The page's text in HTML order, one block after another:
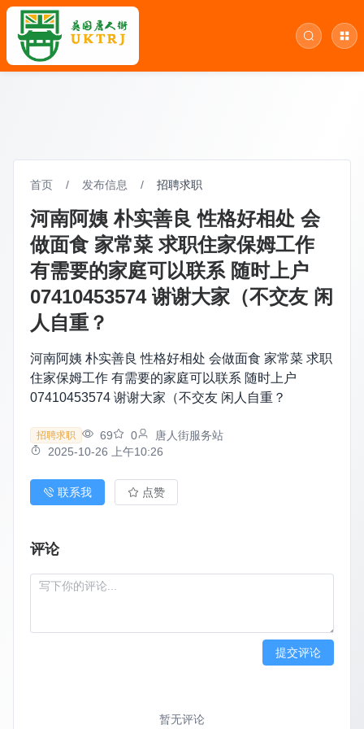
首页 / 发布信息 / 招聘求职
河南阿姨 朴实善良 性格好相处 会
做面食 家常菜 求职住家保姆工作
有需要的家庭可以联系 随时上户
07410453574 谢谢大家（不交友 闲
人自重？
河南阿姨 朴实善良 性格好相处 会做面食 家常菜 求职
住家保姆工作 有需要的家庭可以联系 随时上户
07410453574 谢谢大家（不交友 闲人自重？
招聘求职 69 0
唐人街服务站
2025-10-26 上午10:26
联系我 点赞
评论
提交评论
暂无评论